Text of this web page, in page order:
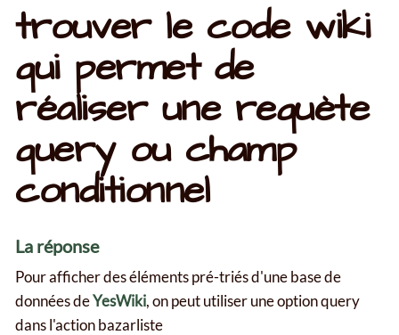
trouver le code wiki
qui permet de
réaliser une requète
query ou champ
conditionnel
La réponse
Pour afficher des éléments pré-triés d'une base de
données deYesWiki, on peut utiliser une option query
dans l'action bazarliste